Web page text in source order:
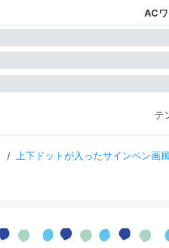
AC
テ
/ 上下ドットが入ったサインペン画